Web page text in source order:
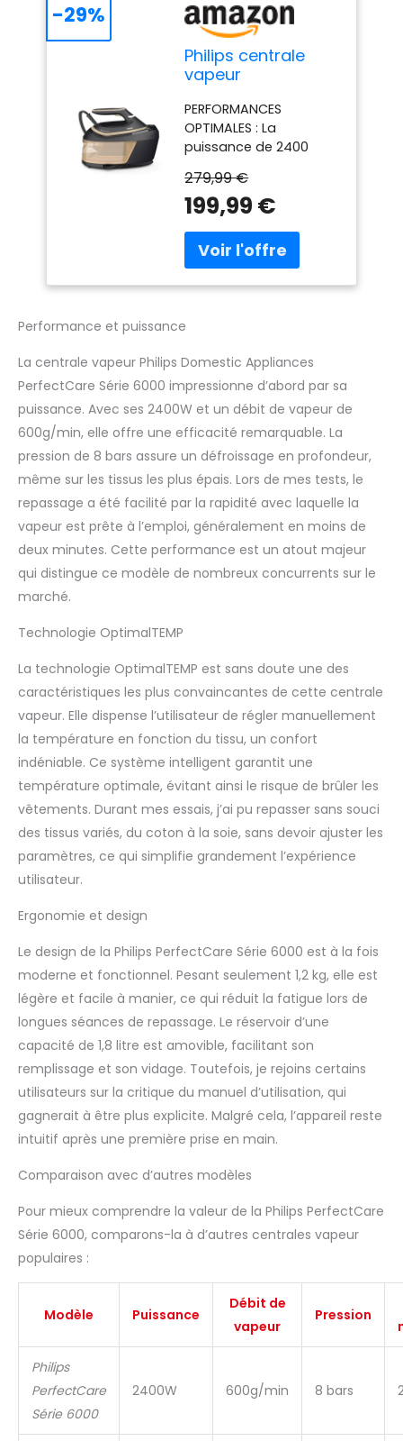
Philips centrale
vapeur
8 bars, 1.8L, Noir
PERFORMANCES
OPTIMALES : La
puissance de 2400
continue de 150 gr/min
et l'effet pressing
jusqu'à 600 g de la
centrale vapeur vous
offrent un repassage
BRÛLURE : la technologie
OptimalTEMP de nos
centrales vapeur Philips
garantit que votre fer à
repasser vapeur ne
brûlera jamais les
tissus à repasser,
même s'il repose sur
vos vêtements ou
votre planche à
repasser SEMELLE
STEAMGLIDE ADVANCED :
couches garantit une
base en acier
inoxydable offre une
résistance forte aux
rayures pour une
le temps. RÉSERVOIR
D'EAU AMOVIBLE : Un
réservoir transparent
de 1,8 litre offrant
jusqu'à 1h30 d'utilisation
continue. Visualisez la
grande ouverture de
remplissage. SÉCURITÉ
AVEC VERROU DE
TRANSPORT : Grâce au
verrouillage du fer, vous
pouvez transporter
facilement votre
centrale vapeur
partout en toute
sécurité.
279,99 €
199,99 €
-29%
Performance et puissance
La centrale vapeur Philips Domestic Appliances
PerfectCare Série 6000 impressionne d’abord par sa
puissance. Avec ses 2400W et un débit de vapeur de
600g/min, elle offre une efficacité remarquable. La
pression de 8 bars assure un défroissage en profondeur,
même sur les tissus les plus épais. Lors de mes tests, le
repassage a été facilité par la rapidité avec laquelle la
vapeur est prête à l’emploi, généralement en moins de
deux minutes. Cette performance est un atout majeur
qui distingue ce modèle de nombreux concurrents sur le
marché.
Technologie OptimalTEMP
La technologie OptimalTEMP est sans doute une des
caractéristiques les plus convaincantes de cette centrale
vapeur. Elle dispense l’utilisateur de régler manuellement
la température en fonction du tissu, un confort
indéniable. Ce système intelligent garantit une
température optimale, évitant ainsi le risque de brûler les
vêtements. Durant mes essais, j’ai pu repasser sans souci
des tissus variés, du coton à la soie, sans devoir ajuster les
paramètres, ce qui simplifie grandement l’expérience
utilisateur.
Ergonomie et design
Le design de la Philips PerfectCare Série 6000 est à la fois
moderne et fonctionnel. Pesant seulement 1,2 kg, elle est
légère et facile à manier, ce qui réduit la fatigue lors de
longues séances de repassage. Le réservoir d’une
capacité de 1,8 litre est amovible, facilitant son
remplissage et son vidage. Toutefois, je rejoins certains
utilisateurs sur la critique du manuel d’utilisation, qui
gagnerait à être plus explicite. Malgré cela, l’appareil reste
intuitif après une première prise en main.
Comparaison avec d’autres modèles
Pour mieux comprendre la valeur de la Philips PerfectCare
Série 6000, comparons-la à d’autres centrales vapeur
populaires :
Modèle Puissance
Débit de
vapeur
Pression
Philips
PerfectCare
Série 6000
2400W 600g/min 8 bars